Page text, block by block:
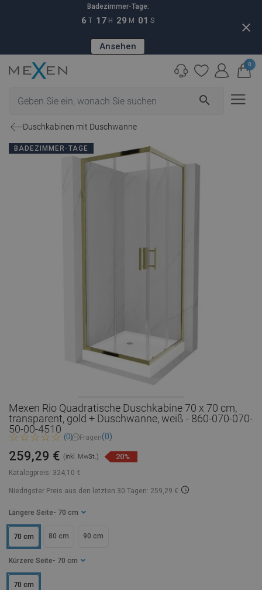
Badezimmer-Tage:
6 T 17 H 29 M 00 S
Ansehen
close
search
0
Duschkabinen mit Duschwanne
BADEZIMMER-TAGE
Mexen Rio Quadratische Duschkabine 70 x 70 cm,
transparent, gold + Duschwanne, weiß - 860-070-070-
50-00-4510
(0) Fragen(0)
Katalogpreis: 324,10 €
259,29 € (inkl. MwSt.) 20%
Niedrigster Preis aus den letzten 30 Tagen: 259,29 €
Längere Seite - 70 cm
70 cm 80 cm 90 cm
Kürzere Seite - 70 cm
70 cm